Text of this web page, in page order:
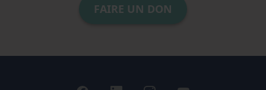
FAIRE UN DON